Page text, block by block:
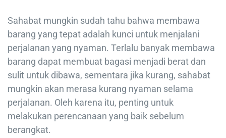
Sahabat mungkin sudah tahu bahwa membawa
barang yang tepat adalah kunci untuk menjalani
perjalanan yang nyaman. Terlalu banyak membawa
barang dapat membuat bagasi menjadi berat dan
sulit untuk dibawa, sementara jika kurang, sahabat
mungkin akan merasa kurang nyaman selama
perjalanan. Oleh karena itu, penting untuk
melakukan perencanaan yang baik sebelum
berangkat.